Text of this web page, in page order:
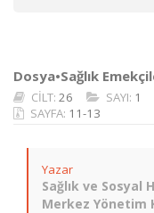
Dosya•Sağlık
CİLT: 26 SAYI: 1
SAYFA: 11-13
Yazar
Sağlık ve Sosyal
Merkez Yönetim